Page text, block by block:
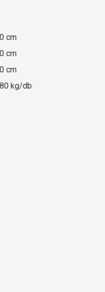
cm
cm
cm
kg/db